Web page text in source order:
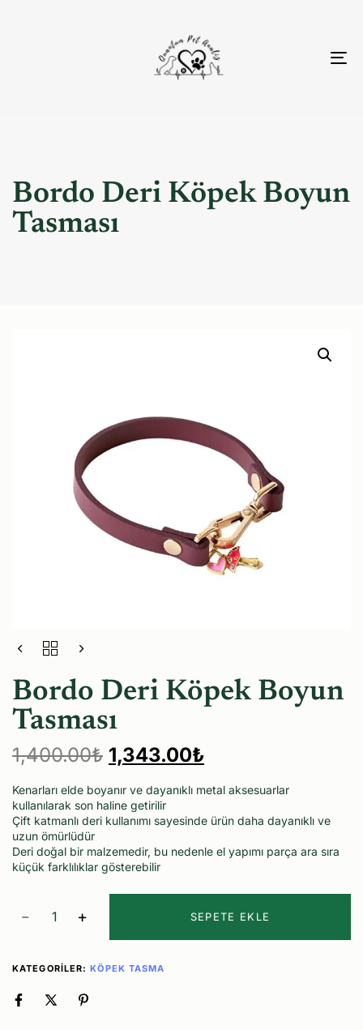
Bordo Deri Köpek Boyun
Tasması
Bordo Deri Köpek Boyun
Tasması
1,400.00₺ 1,343.00₺
Kenarları elde boyanır ve dayanıklı metal aksesuarlar
kullanılarak son haline getirilir
Çift katmanlı deri kullanımı sayesinde ürün daha dayanıklı ve
uzun ömürlüdür
Deri doğal bir malzemedir, bu nedenle el yapımı parça ara sıra
küçük farklılıklar gösterebilir
SEPETE EKLE
KATEGORILER:KÖPEK TASMA